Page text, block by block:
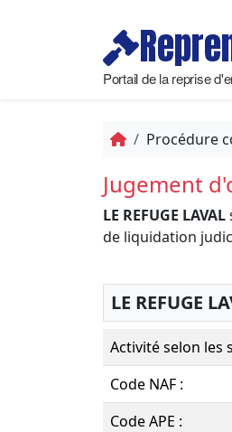
Portail de la reprise
Procédure
Jugement
LE REFUGE LAVAL
de liquidation
LE REFUGE
Activité selon les
Code NAF :
Code APE :